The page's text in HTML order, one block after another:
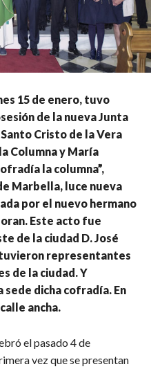
15 de enero, tuvo
de la nueva Junta
Cristo de la Vera
Columna y María
la columna”,
Marbella, luce nueva
por el nuevo hermano
Este acto fue
de la ciudad D. José
representantes
de la ciudad. Y
dicha cofradía. En
ancha.
el pasado 4 de
vez que se presentan